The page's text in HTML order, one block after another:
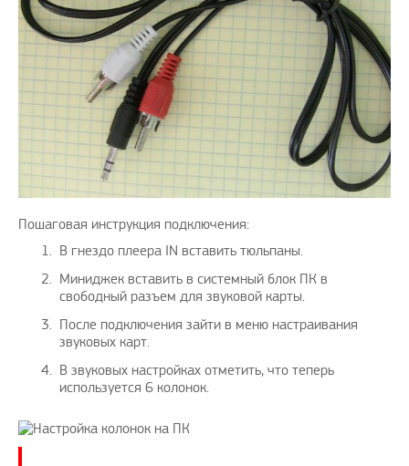
Пошаговая инструкция подключения:
В гнездо плеера IN вставить тюльпаны.
Миниджек вставить в системный блок ПК в
свободный разъем для звуковой карты.
После подключения зайти в меню настраивания
звуковых карт.
В звуковых настройках отметить, что теперь
используется 6 колонок.